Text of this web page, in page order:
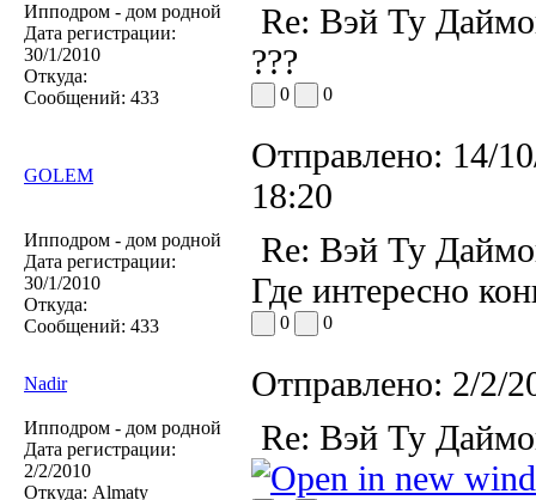
Ипподром - дом родной
Дата регистрации:
30/1/2010
Откуда:
Сообщений: 433
Re: Вэй Ту
???
0 0
GOLEM
Отправлено: 14/
18:20
Ипподром - дом родной
Дата регистрации:
30/1/2010
Откуда:
Сообщений: 433
Re: Вэй Ту
Где интересно
0 0
Nadir Отправлено: 2/2/
Ипподром - дом родной
Дата регистрации:
2/2/2010
Откуда: Almaty
Re: Вэй Ту